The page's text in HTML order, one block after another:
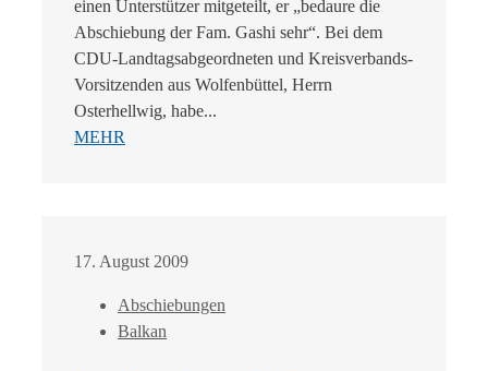
einen Unterstützer mitgeteilt, er „bedaure die
Abschiebung der Fam. Gashi sehr“. Bei dem
CDU-Landtagsabgeordneten und Kreisverbands-
Vorsitzenden aus Wolfenbüttel, Herrn
Osterhellwig, habe...
MEHR
17. August 2009
Abschiebungen
Balkan